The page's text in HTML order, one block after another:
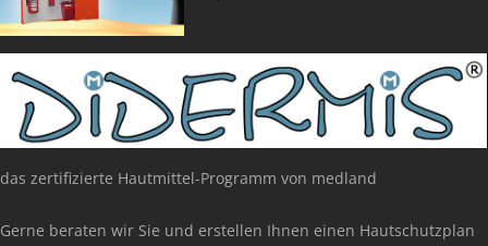
das zertifizierte Hautmittel-Programm von medland
Gerne beraten wir Sie und erstellen Ihnen einen Hautschutzplan